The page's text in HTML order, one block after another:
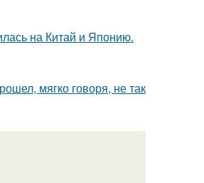
на Китай и Японию.
мягко говоря, не так